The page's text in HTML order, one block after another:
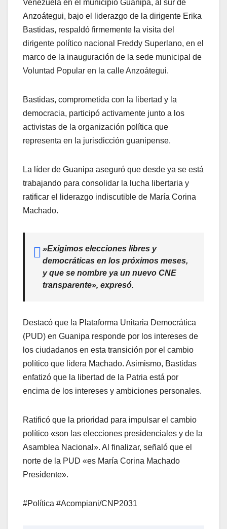
Venezuela en el municipio Guanipa, al sur de
Anzoátegui, bajo el liderazgo de la dirigente Erika
Bastidas, respaldó firmemente la visita del
dirigente político nacional Freddy Superlano, en el
marco de la inauguración de la sede municipal de
Voluntad Popular en la calle Anzoátegui.
​Bastidas, comprometida con la libertad y la
democracia, participó activamente junto a los
activistas de la organización política que
representa en la jurisdicción guanipense.
​La líder de Guanipa aseguró que desde ya se está
trabajando para consolidar la lucha libertaria y
ratificar el liderazgo indiscutible de María Corina
Machado.
​»Exigimos elecciones libres y
democráticas en los próximos meses,
y que se nombre ya un nuevo CNE
transparente», expresó.
​Destacó que la Plataforma Unitaria Democrática
(PUD) en Guanipa responde por los intereses de
los ciudadanos en esta transición por el cambio
político que lidera Machado. Asimismo, Bastidas
enfatizó que la libertad de la Patria está por
encima de los intereses y ambiciones personales.
​Ratificó que la prioridad para impulsar el cambio
político «son las elecciones presidenciales y de la
Asamblea Nacional». Al finalizar, señaló que el
norte de la PUD «es María Corina Machado
Presidente».
​#Política #Acompiani/CNP2031